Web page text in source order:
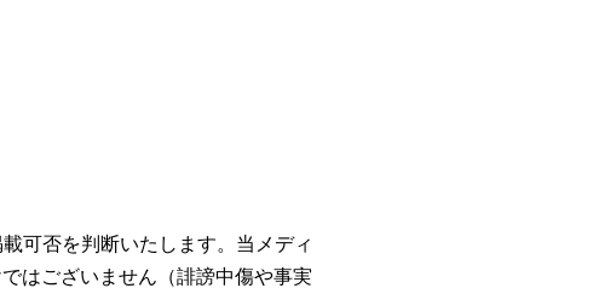
可否を判断いたします。当メディ
はございません（誹謗中傷や事実